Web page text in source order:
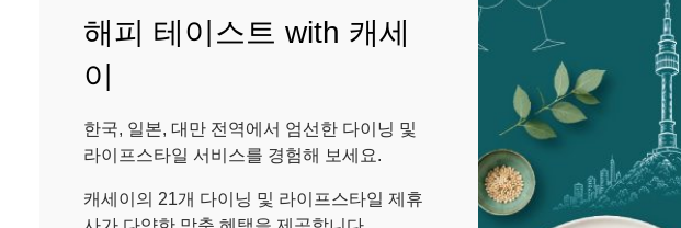
해피 테이스트 with 캐세
이
한국, 일본, 대만 전역에서 엄선한 다이닝 및
라이프스타일 서비스를 경험해 보세요.
캐세이의 21개 다이닝 및 라이프스타일 제휴